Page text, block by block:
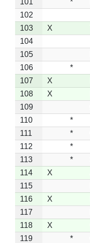
102
103
X
104
105
106
*
107
X
108
X
109
110
*
111
*
112
*
113
*
114
X
115
116
X
117
118
X
119
*